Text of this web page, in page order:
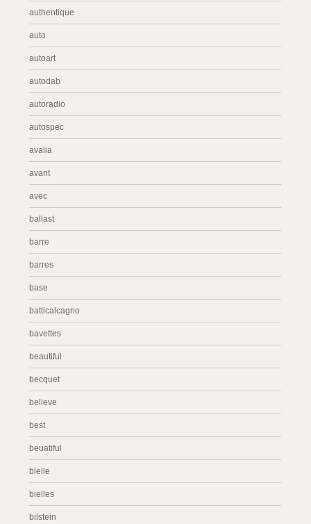
authentique
auto
autoart
autodab
autoradio
autospec
avalia
avant
avec
ballast
barre
barres
base
batticalcagno
bavettes
beautiful
becquet
believe
best
beuatiful
bielle
bielles
bilstein